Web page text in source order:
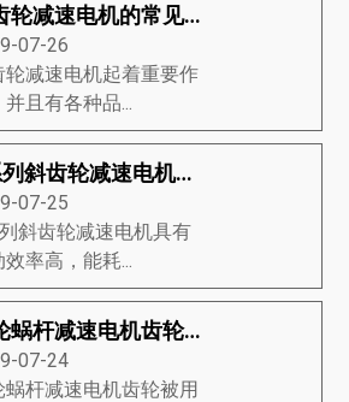
斜齿轮减速电机的常见问题是什么？
07-26
轮减速电机起着重要作
并且有各种品...
R系列斜齿轮减速电机是什么-R系列斜齿轮减速电机的标准、旋转机构、注意事项等知识详解
07-25
斜齿轮减速电机具有
效率高，能耗...
涡轮蜗杆减速电机齿轮和锥齿轮的优缺点
07-24
蜗杆减速电机齿轮被用